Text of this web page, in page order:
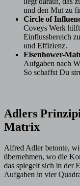
und den Mut zu
Circle of
Coveys Werk
Einflussbereich
und Effizienz.
Eisenhower-
Aufgaben nach
So schaffst Du
Adlers
Matrix
Alfred Adler betonte,
übernehmen, wo die
das spiegelt sich in der
Aufgaben in vier